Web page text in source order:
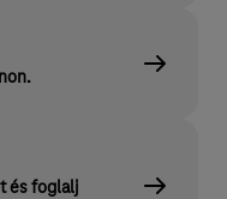
és foglalj